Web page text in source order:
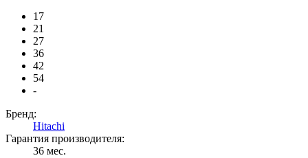
17
21
27
36
42
54
-
Бренд:
Hitachi
Гарантия производителя:
36 мес.